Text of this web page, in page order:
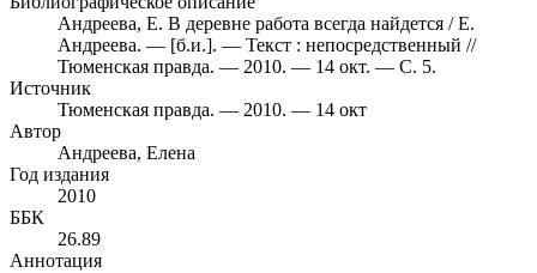
Андреева, Е. В деревне работа всегда найдется / Е.
Андреева. — [б.и.]. — Текст : непосредственный //
Тюменская правда. — 2010. — 14 окт. — С. 5.
Источник
Тюменская правда. — 2010. — 14 окт
Автор
Андреева, Елена
Год издания
2010
ББК
26.89
Аннотация